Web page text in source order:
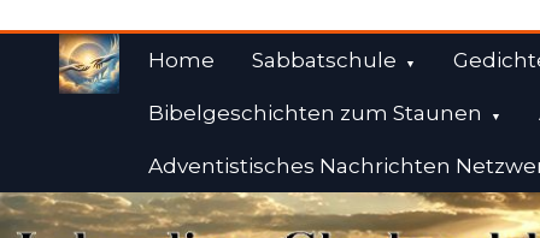
springen
Home Sabbatschule
Bibelgeschichten zum Staunen
Adventistisches Nachrichten